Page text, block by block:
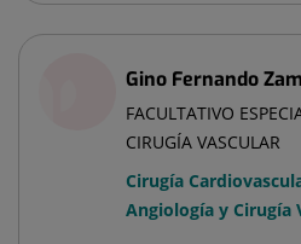
Gino Fernando
FACULTATIVO
CIRUGÍA VASCULAR
Cirugía
Angiología y Cirugía